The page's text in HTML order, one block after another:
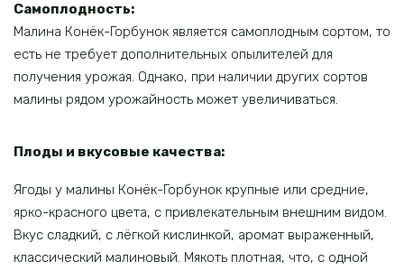
Самоплодность:
Малина Конёк-Горбунок является самоплодным сортом, то
есть не требует дополнительных опылителей для
получения урожая. Однако, при наличии других сортов
малины рядом урожайность может увеличиваться.
Плоды и вкусовые качества:
Ягоды у малины Конёк-Горбунок крупные или средние,
ярко-красного цвета, с привлекательным внешним видом.
Вкус сладкий, с лёгкой кислинкой, аромат выраженный,
классический малиновый. Мякоть плотная, что, с одной